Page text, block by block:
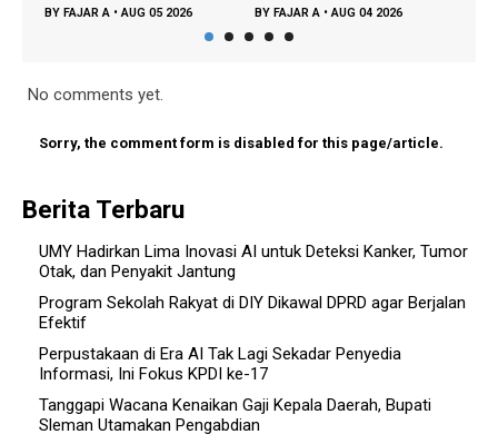
BYFAJAR A •AUG 04 2026 BYFAJAR A •AUG 04 2026
No comments yet.
Sorry, the comment form is disabled for this page/article.
Berita Terbaru
UMY Hadirkan Lima Inovasi AI untuk Deteksi Kanker, Tumor
Otak, dan Penyakit Jantung
Program Sekolah Rakyat di DIY Dikawal DPRD agar Berjalan
Efektif
Perpustakaan di Era AI Tak Lagi Sekadar Penyedia
Informasi, Ini Fokus KPDI ke-17
Tanggapi Wacana Kenaikan Gaji Kepala Daerah, Bupati
Sleman Utamakan Pengabdian